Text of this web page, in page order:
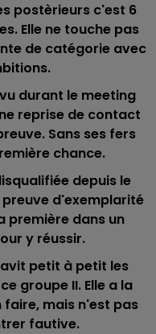
postèrieurs c'est 6
Elle ne touche pas
de catégorie avec
durant le meeting
reprise de contact
Sans ses fers
chance.
depuis le
d'exemplarité
première dans un
y réussir.
petit à petit les
groupe II. Elle a la
mais n'est pas
fautive.